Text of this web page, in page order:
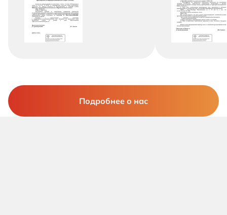
Подробнее о нас